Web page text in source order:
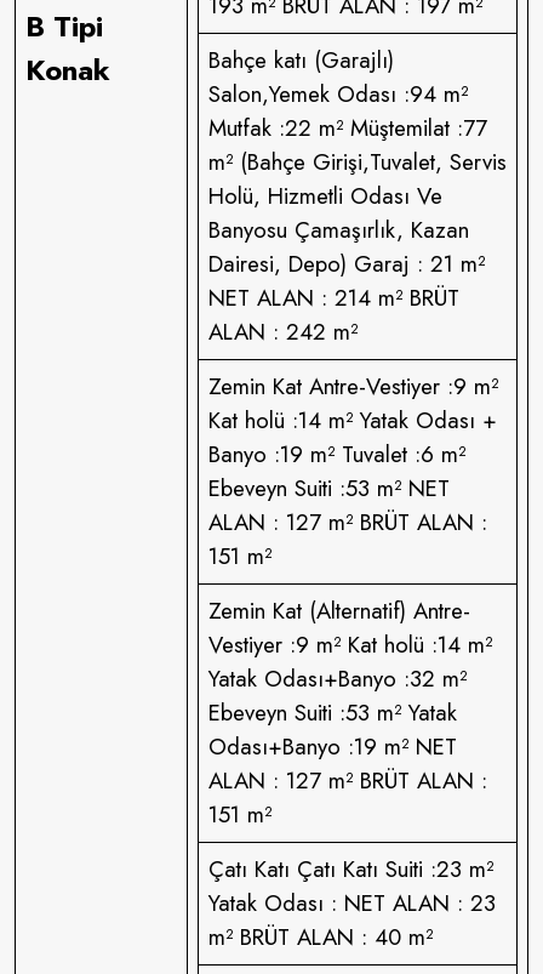
B Tipi
Konak
Bahçe katı (Garajlı)
Salon,Yemek Odası :94 m²
Mutfak :22 m² Müştemilat :77
m² (Bahçe Girişi,Tuvalet, Servis
Holü, Hizmetli Odası Ve
Banyosu Çamaşırlık, Kazan
Dairesi, Depo) Garaj : 21 m²
NET ALAN : 214 m² BRÜT
ALAN : 242 m²
Zemin Kat Antre-Vestiyer :9 m²
Kat holü :14 m² Yatak Odası +
Banyo :19 m² Tuvalet :6 m²
Ebeveyn Suiti :53 m² NET
ALAN : 127 m² BRÜT ALAN :
151 m²
Zemin Kat (Alternatif) Antre-
Vestiyer :9 m² Kat holü :14 m²
Yatak Odası+Banyo :32 m²
Ebeveyn Suiti :53 m² Yatak
Odası+Banyo :19 m² NET
ALAN : 127 m² BRÜT ALAN :
151 m²
Çatı Katı Çatı Katı Suiti :23 m²
Yatak Odası : NET ALAN : 23
m² BRÜT ALAN : 40 m²